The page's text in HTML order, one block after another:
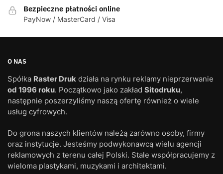
Bezpieczne płatności online
PayNow / MasterCard / Visa
O NAS
Spółka Raster Druk działa na rynku reklamy nieprzerwanie
od 1996 roku. Początkowo jako zakład Sitodruku,
następnie poszerzyliśmy naszą ofertę również o wiele
usług cyfrowych.
Do grona naszych klientów należą zarówno osoby, firmy
oraz instytucje. Jesteśmy podwykonawcą wielu agencji
reklamowych z terenu całej Polski. Stale współpracujemy z
wieloma plastykami, muzykami i architektami.